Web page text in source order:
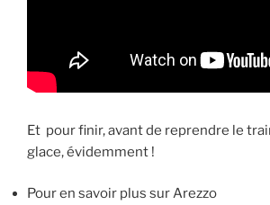
Et pour finir, avant de reprendre le
glace, évidemment !
Pour en savoir plus sur Arezzo